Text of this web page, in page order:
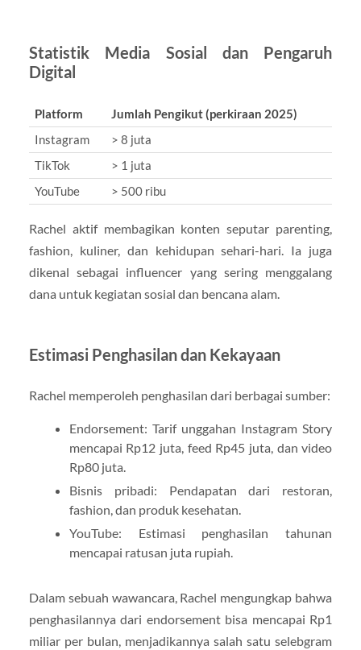
Statistik Media Sosial dan Pengaruh
Digital
Platform
Jumlah Pengikut (perkiraan 2025)
Instagram
> 8 juta
TikTok
> 1 juta
YouTube
> 500 ribu
Rachel aktif membagikan konten seputar parenting,
fashion, kuliner, dan kehidupan sehari-hari. Ia juga
dikenal sebagai influencer yang sering menggalang
dana untuk kegiatan sosial dan bencana alam.
Estimasi Penghasilan dan Kekayaan
Rachel memperoleh penghasilan dari berbagai sumber:
Endorsement: Tarif unggahan Instagram Story
mencapai Rp12 juta, feed Rp45 juta, dan video
Rp80 juta.
Bisnis pribadi: Pendapatan dari restoran,
fashion, dan produk kesehatan.
YouTube: Estimasi penghasilan tahunan
mencapai ratusan juta rupiah.
Dalam sebuah wawancara, Rachel mengungkap bahwa
penghasilannya dari endorsement bisa mencapai Rp1
miliar per bulan, menjadikannya salah satu selebgram